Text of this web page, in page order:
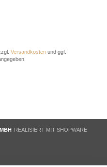
Versandkosten und ggf.
REALISIERT MIT SHOPWARE